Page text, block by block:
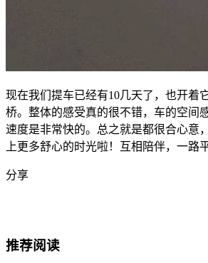
现在我们提车已经有10几天了，也开着
桥。整体的感受真的很不错，车的空间
速度是非常快的。总之就是都很合心意
上更多舒心的时光啦！互相陪伴，一路
分享
推荐阅读